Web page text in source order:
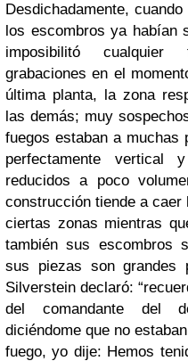
Desdichadamente,
los escombros ya habían
imposibilitó
grabaciones en el
última planta, la zona
las demás; muy
fuegos estaban a muchas
perfectamente vertical
reducidos a poco
construcción tiende a caer
ciertas zonas mientras
también sus escombros
sus piezas son grandes
Silverstein declaró:
del comandante del
diciéndome que no
fuego, yo dije: Hemos